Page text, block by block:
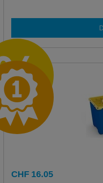
CHF 16.05